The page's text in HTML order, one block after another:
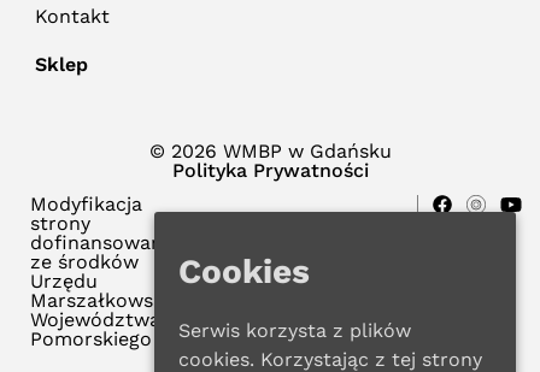
Kontakt
Sklep
© 2026 WMBP w Gdańsku
Polityka Prywatności
Modyfikacja
strony
dofinansowana
ze środków
Urzędu
Marszałkowskiego
Województwa
Pomorskiego
Cookies
Serwis korzysta z plików
cookies. Korzystając z tej strony